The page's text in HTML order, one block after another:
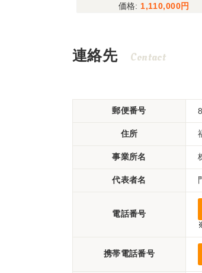
1,110,000
連絡先 Contact
郵便番号
住所
事業所名
代表者名
電話番号
携帯電話番号